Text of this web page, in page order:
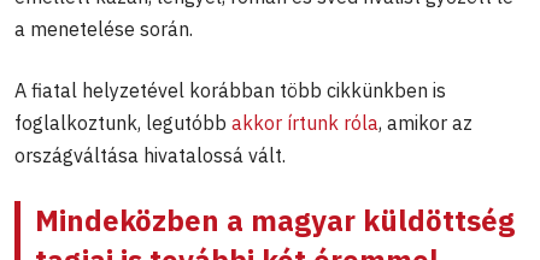
a menetelése során.
A fiatal helyzetével korábban több cikkünkben is
foglalkoztunk, legutóbb akkor írtunk róla, amikor az
országváltása hivatalossá vált.
Mindeközben a magyar küldöttség